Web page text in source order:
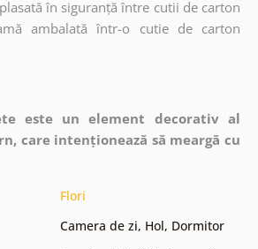
în siguranță între cutii de carton
ambalată într-o cutie de carton
este un element decorativ al
care intenționează să meargă cu
Flori
Camera de zi, Hol, Dormitor